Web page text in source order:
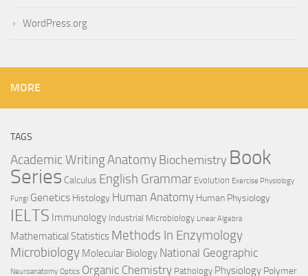
WordPress.org
MORE
TAGS
Academic WritingAnatomy Biochemistry Book
Series Calculus English Grammar Evolution Exercise Physiology
Fungi Genetics Histology Human Anatomy Human Physiology
IELTS Immunology Industrial Microbiology Linear Algebra
Mathematical Statistics Methods In Enzymology
Microbiology Molecular Biology National Geographic
Neuroanatomy Optics Organic Chemistry Pathology Physiology Polymer